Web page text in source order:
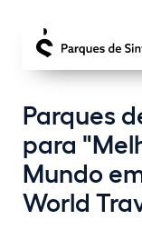
Parques
para
Mundo
World